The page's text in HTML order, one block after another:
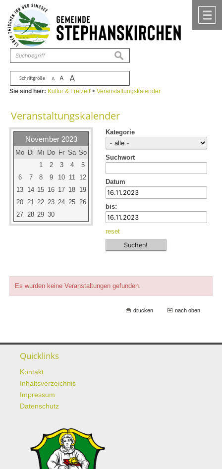
Zum Inhalt ,zur Navigation
Schriftgröße A A A
suchen
Sie sind hier: Kultur & Freizeit>Veranstaltungskalender
Veranstaltungskalender
November 2023
Mo Di Mi Do Fr Sa So
1
2 3 4
5
6
7 8 9 10 11
12
13 14 15 16 17 18 19
20 21 22 23 24 25 26
27 28 29 30
Kategorie
Suchwort
Datum
bis:
reset
Es wurden keine Veranstaltungen gefunden.
drucken nach oben
Quicklinks
Kontakt
Inhaltsverzeichnis
Impressum
Datenschutz